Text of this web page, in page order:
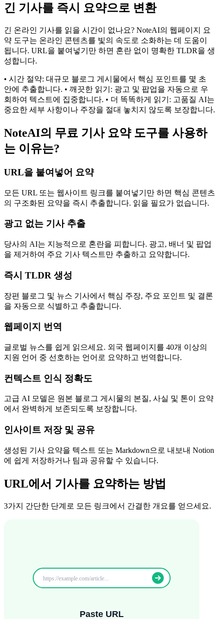
긴 기사를 즉시 요약으로 변환
긴 온라인 기사를 읽을 시간이 없나요? NoteAI의 웹페이지 요
약 도구는 온라인 콘텐츠를 빛의 속도로 소화하는 데 도움이
됩니다. URL을 붙여넣기만 하면 혼란 없이 명확한 TLDR을 생
성합니다.
• 시간 절약: 대규모 블로그 게시물에서 핵심 포인트를 몇 초
안에 추출합니다. • 깨끗한 읽기: 광고 및 팝업을 자동으로 우
회하여 텍스트에 집중합니다. • 더 똑똑하게 읽기: 고품질 AI는
중요한 세부 사항이나 주장을 절대 놓치지 않도록 보장합니다.
NoteAI의 무료 기사 요약 도구를 사용하
는 이유는?
URL을 붙여넣어 요약
모든 URL 또는 웹사이트 링크를 붙여넣기만 하면 핵심 콘텐츠
의 구조화된 요약을 즉시 추출합니다. 읽을 필요가 없습니다.
광고 없는 기사 추출
당사의 AI는 지능적으로 혼란을 피합니다. 광고, 배너 및 팝업
을 제거하여 주요 기사 텍스트만 추출하고 요약합니다.
즉시 TLDR 생성
장편 블로그 및 뉴스 기사에서 핵심 주장, 주요 포인트 및 결론
을 자동으로 식별하고 추출합니다.
웹페이지 번역
글로벌 뉴스를 쉽게 읽으세요. 외국 웹페이지를 40개 이상의
지원 언어 중 선호하는 언어로 요약하고 번역합니다.
컨텍스트 인식 정확도
고급 AI 모델은 원본 블로그 게시물의 본질, 사실 및 톤이 요약
에서 완벽하게 보존되도록 보장합니다.
인사이트 저장 및 공유
생성된 기사 요약을 텍스트 또는 Markdown으로 내보내 Notion
에 쉽게 저장하거나 팀과 공유할 수 있습니다.
URL에서 기사를 요약하는 방법
3가지 간단한 단계로 모든 링크에서 간결한 개요를 얻으세요.